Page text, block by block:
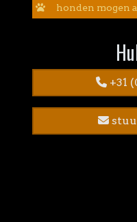
honden mogen
+31